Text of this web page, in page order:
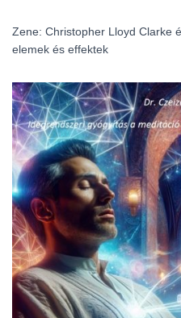
Zene: Christopher Lloyd Clarke
elemek és effektek